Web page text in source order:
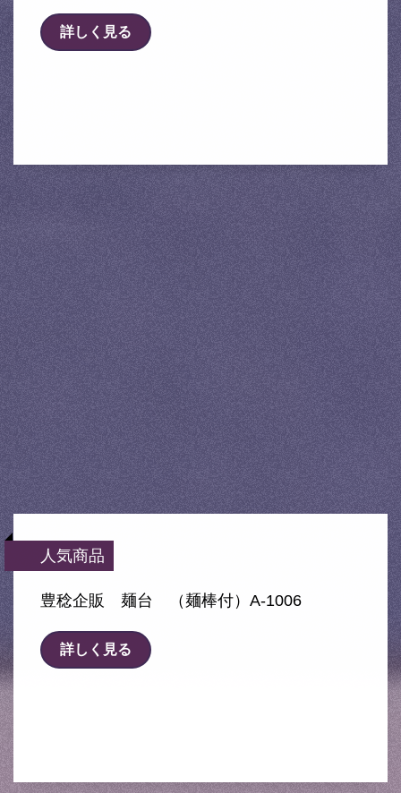
詳しく見る
人気商品
豊稔企販 麺台 （麺棒付）A-1006
詳しく見る